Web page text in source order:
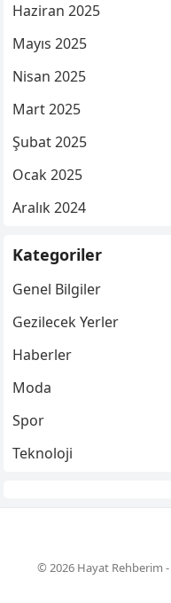
Haziran 2025
Mayıs 2025
Nisan 2025
Mart 2025
Şubat 2025
Ocak 2025
Aralık 2024
Kategoriler
Genel Bilgiler
Gezilecek Yerler
Haberler
Moda
Spor
Teknoloji
© 2026 Hayat Rehberim -